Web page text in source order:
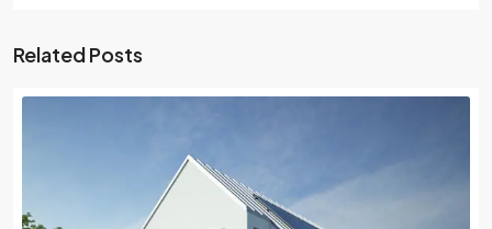
Related Posts